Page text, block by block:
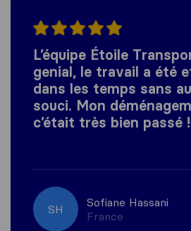
L’équipe Étoile
genial, le travail a été
dans les temps sans
souci. Mon
c’était très bien passé !
SH
Sofiane Hassani
France